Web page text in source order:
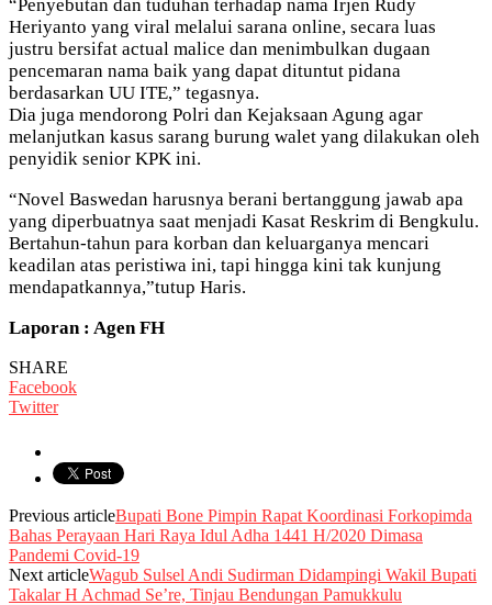
“Penyebutan dan tuduhan terhadap nama Irjen Rudy
Heriyanto yang viral melalui sarana online, secara luas
justru bersifat actual malice dan menimbulkan dugaan
pencemaran nama baik yang dapat dituntut pidana
berdasarkan UU ITE,” tegasnya.
Dia juga mendorong Polri dan Kejaksaan Agung agar
melanjutkan kasus sarang burung walet yang dilakukan oleh
penyidik senior KPK ini.
“Novel Baswedan harusnya berani bertanggung jawab apa
yang diperbuatnya saat menjadi Kasat Reskrim di Bengkulu.
Bertahun-tahun para korban dan keluarganya mencari
keadilan atas peristiwa ini, tapi hingga kini tak kunjung
mendapatkannya,”tutup Haris.
Laporan : Agen FH
SHARE
Facebook
Twitter
Previous articleBupati Bone Pimpin Rapat Koordinasi Forkopimda
Bahas Perayaan Hari Raya Idul Adha 1441 H/2020 Dimasa
Pandemi Covid-19
Next articleWagub Sulsel Andi Sudirman Didampingi Wakil Bupati
Takalar H Achmad Se’re, Tinjau Bendungan Pamukkulu